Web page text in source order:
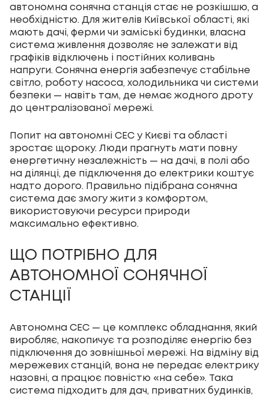
автономна сонячна станція стає не розкішшю, а
необхідністю. Для жителів Київської області, які
мають дачі, ферми чи заміські будинки, власна
система живлення дозволяє не залежати від
графіків відключень і постійних коливань
напруги. Сонячна енергія забезпечує стабільне
світло, роботу насоса, холодильника чи системи
безпеки — навіть там, де немає жодного дроту
до централізованої мережі.
Попит на автономні СЕС у Києві та області
зростає щороку. Люди прагнуть мати повну
енергетичну незалежність — на дачі, в полі або
на ділянці, де підключення до електрики коштує
надто дорого. Правильно підібрана сонячна
система дає змогу жити з комфортом,
використовуючи ресурси природи
максимально ефективно.
ЩО ПОТРІБНО ДЛЯ
АВТОНОМНОЇ СОНЯЧНОЇ
СТАНЦІЇ
Автономна СЕС — це комплекс обладнання, який
виробляє, накопичує та розподіляє енергію без
підключення до зовнішньої мережі. На відміну від
мережевих станцій, вона не передає електрику
назовні, а працює повністю «на себе». Така
система підходить для дач, приватних будинків,